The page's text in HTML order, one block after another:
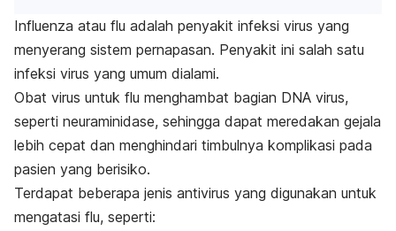
Influenza atau flu adalah penyakit infeksi virus yang
menyerang sistem pernapasan. Penyakit ini salah satu
infeksi virus yang umum dialami.
Obat virus untuk flu menghambat bagian DNA virus,
seperti neuraminidase, sehingga dapat meredakan gejala
lebih cepat dan menghindari timbulnya komplikasi pada
pasien yang berisiko.
Terdapat beberapa jenis antivirus yang digunakan untuk
mengatasi flu, seperti: